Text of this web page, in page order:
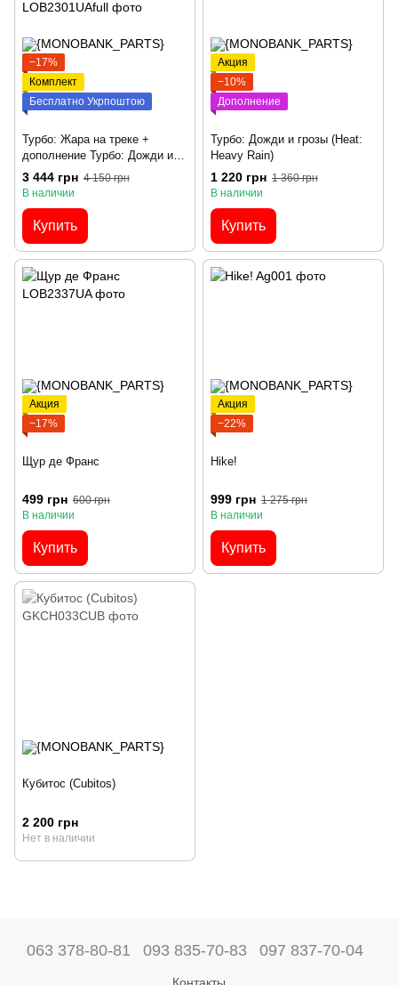
−17%
Комплект
Бесплатно Укрпоштою
Турбо: Жара на треке +
дополнение Турбо: Дожди и
грозы – Комплект
3 444 грн 4 150 грн
В наличии
Купить
Акция
−10%
Дополнение
Турбо: Дожди и грозы (Heat:
Heavy Rain)
1 220 грн 1 360 грн
В наличии
Купить
Акция
−17%
Щур де Франс
499 грн 600 грн
В наличии
Купить
Акция
−22%
Hike!
999 грн 1 275 грн
В наличии
Купить
Кубитос (Cubitos)
2 200 грн
Нет в наличии
063 378-80-81 093 835-70-83 097 837-70-04
Контакты